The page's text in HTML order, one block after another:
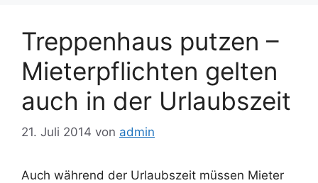
Treppenhaus putzen –
Mieterpflichten gelten
auch in der Urlaubszeit
21. Juli 2014 von admin
Auch während der Urlaubszeit müssen Mieter